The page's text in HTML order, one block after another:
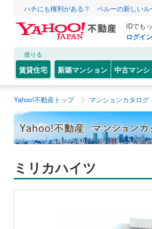
ハチにも権利がある？ ペルーの新しいル
IDでも
ログイン
借りる
賃貸住宅 新築マンション 中古マンシ
Yahoo!不動産トップ マンションカタログ
ミリカハイツ